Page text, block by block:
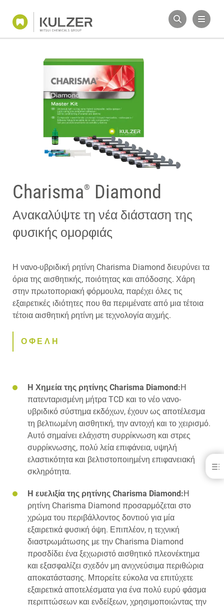
Charisma® Diamond
ΛΗΨΕΙΣ
ΕΠΙΚΟΙΝΩΝΊΑ
ΣΧΕΤΙΚΆ ΠΡΟΪΌΝΤΑ
Charisma® Diamond
Ανακαλύψτε τη νέα διάσταση της
φυσικής ομορφιάς
Η νανο-υβριδική ρητίνη Charisma Diamond διευρύνει τα
όρια της αισθητικής, ποιότητας και απόδοσης. Χάρη
στην πρωτοποριακή φόρμουλα, παρέχει όλες τις
εξαιρετικές ιδιότητες που θα περιμένατε από μια τέτοια
τέτοια αισθητική ρητίνη με τεχνολογία αιχμής.
ΟΦΕΛΗ
Η Χημεία της ρητίνης Charisma Diamond:Η
πατενταρισμένη μήτρα TCD και το νέο νανο-
υβριδικό σύστημα εκδόχων, έχουν ως αποτέλεσμα
τη βελτιωμένη αισθητική, την αντοχή και το χειρισμό.
Αυτό σημαίνει ελάχιστη συρρίκνωση και στρες
συρρίκνωσης, πολύ λεία επιφάνεια, υψηλή
ελαστικότητα και βελτιστοποιημένη επιφανειακή
σκληρότητα.
Η ευελιξία της ρητίνης Charisma Diamond:Η
ρητίνη Charisma Diamond προσαρμόζεται στο
χρώμα του περιβάλλοντος δοντιού για μία
εξαιρετικά φυσική όψη. Επιπλέον, η τεχνική
διαστρωμάτωσης με την Charisma Diamond
προσδίδει ένα ξεχωριστό αισθητικό πλεονέκτημα
και εξασφαλίζει σχεδόν μη ανιχνεύσιμα περιθώρια
αποκατάστασης. Μπορείτε εύκολα να επιτύχετε
εξαιρετικά αποτελέσματα για ένα πολύ ευρύ φάσμα
περιπτώσεων και ενδείξεων, χρησιμοποιώντας την